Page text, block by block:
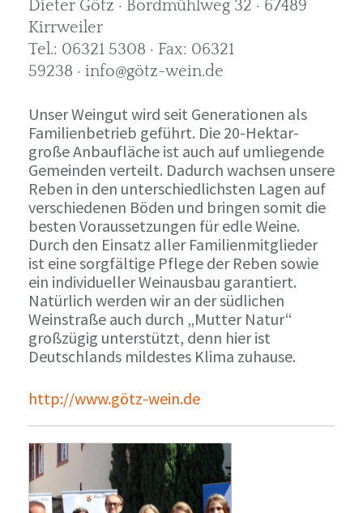
Dieter Götz · Bordmühlweg 32 · 67489
Kirrweiler
Tel.: 06321 5308 · Fax: 06321
59238 · info@götz-wein.de
Unser Weingut wird seit Generationen als
Familienbetrieb geführt. Die 20-Hektar-
große Anbaufläche ist auch auf umliegende
Gemeinden verteilt. Dadurch wachsen unsere
Reben in den unterschiedlichsten Lagen auf
verschiedenen Böden und bringen somit die
besten Voraussetzungen für edle Weine.
Durch den Einsatz aller Familienmitglieder
ist eine sorgfältige Pflege der Reben sowie
ein individueller Weinausbau garantiert.
Natürlich werden wir an der südlichen
Weinstraße auch durch „Mutter Natur“
großzügig unterstützt, denn hier ist
Deutschlands mildestes Klima zuhause.
http://www.götz-wein.de